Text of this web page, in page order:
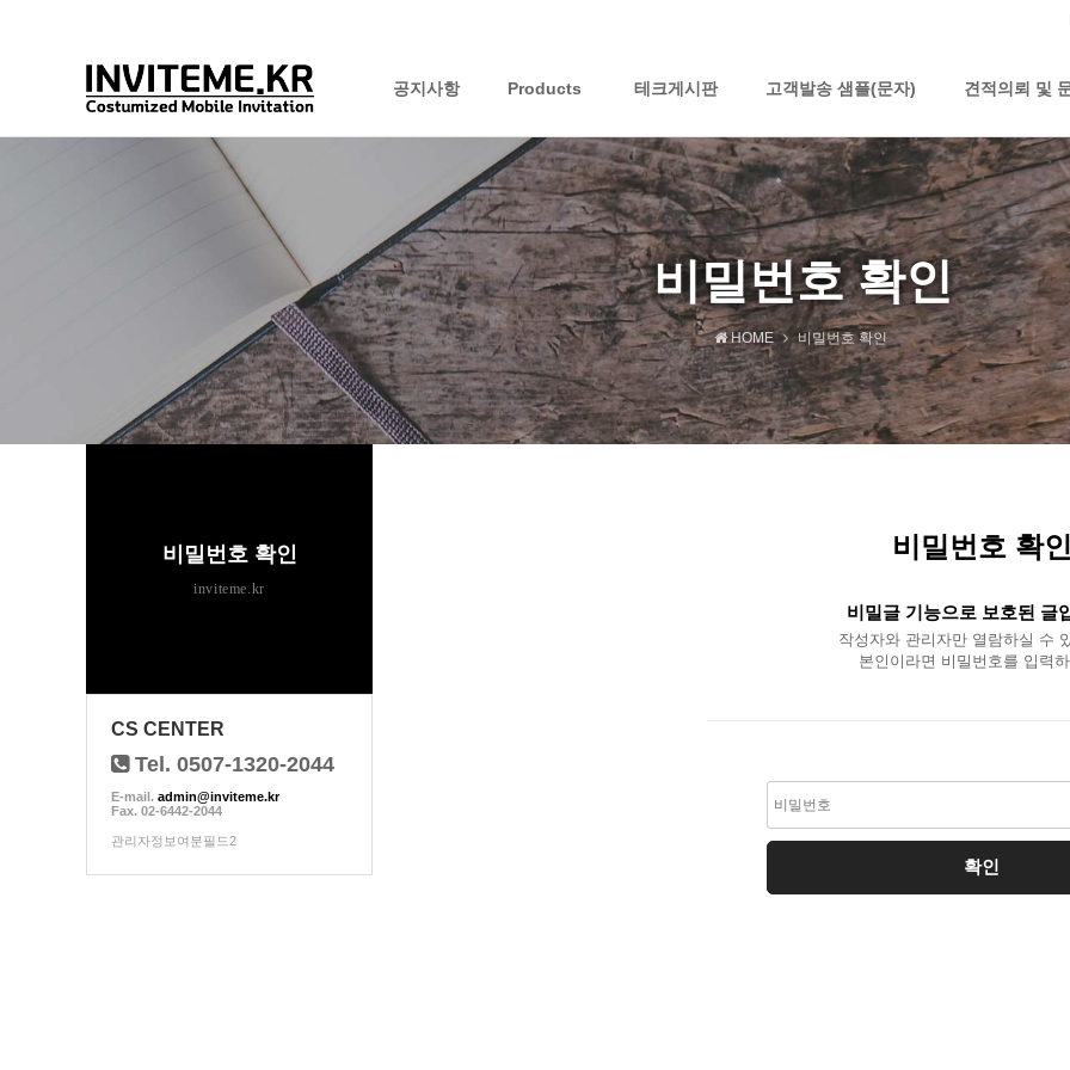
공지사항 Products 테크게시판 고객발송 샘플(문자) 견적의뢰 및
하위분류
비밀번호 확인
HOME 비밀번호 확인
비밀번호 확인
비밀글 기능으로 보호된 글
작성자와 관리자만 열람하실 수
본인이라면 비밀번호를 입력
비밀번호 확인
inviteme.kr
CS CENTER
Tel. 0507-1320-2044
E-mail. admin@inviteme.kr
Fax. 02-6442-2044
관리자정보여분필드2